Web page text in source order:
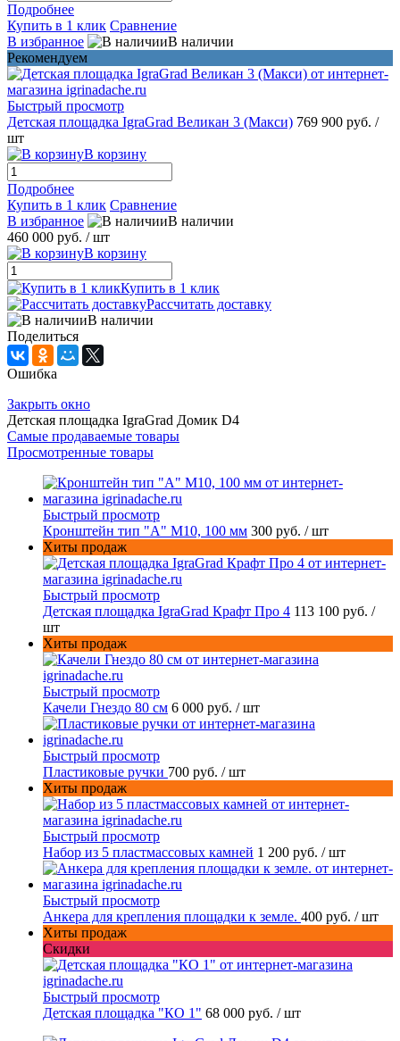
Подробнее
Купить в 1 клик Сравнение
В избранное
В наличии
Рекомендуем
Быстрый просмотр
Детская площадка IgraGrad Великан 3 (Макси) 769 900 руб. /
шт
В корзину
Подробнее
Купить в 1 клик Сравнение
В избранное
В наличии
460 000 руб. / шт
В корзину
Купить в 1 клик
Рассчитать доставку
В наличии
Поделиться
Ошибка
Закрыть окно
Детская площадка IgraGrad Домик D4
Самые продаваемые товары
Просмотренные товары
Быстрый просмотр
Кронштейн тип "A" M10, 100 мм 300 руб. / шт
Хиты продаж
Быстрый просмотр
Детская площадка IgraGrad Крафт Про 4 113 100 руб. /
шт
Хиты продаж
Быстрый просмотр
Качели Гнездо 80 см 6 000 руб. / шт
Быстрый просмотр
Пластиковые ручки 700 руб. / шт
Хиты продаж
Быстрый просмотр
Набор из 5 пластмассовых камней 1 200 руб. / шт
Быстрый просмотр
Анкера для крепления площадки к земле. 400 руб. / шт
Хиты продаж
Скидки
Быстрый просмотр
Детская площадка "КО 1" 68 000 руб. / шт